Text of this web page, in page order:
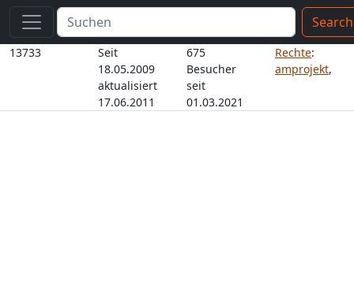
Search
13733
Seit
18.05.2009
aktualisiert
17.06.2011
675
Besucher
seit
01.03.2021
Rechte:
amprojekt,